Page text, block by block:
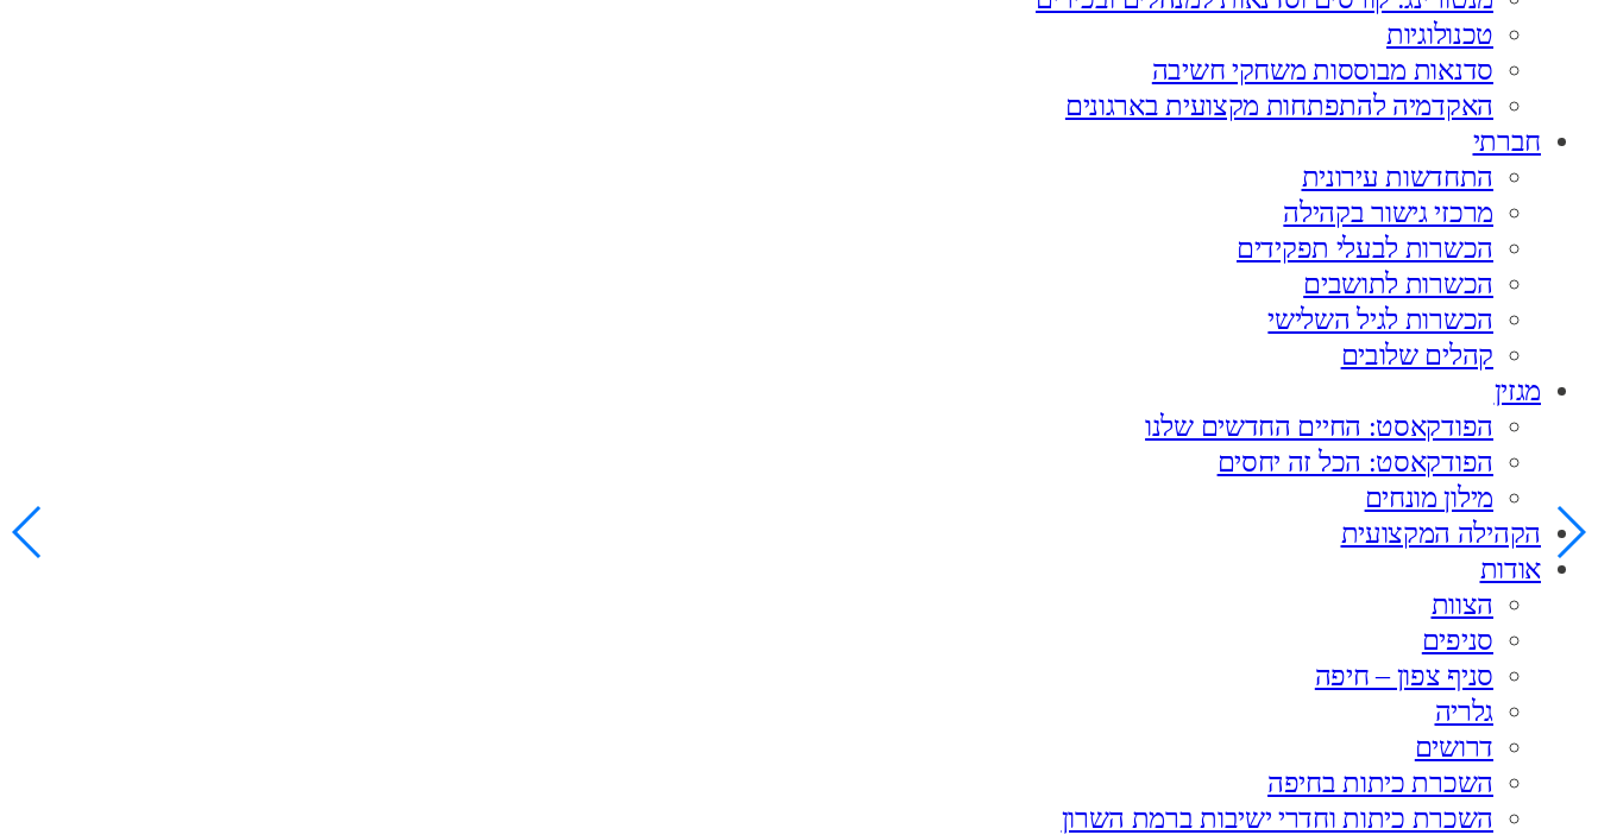
טכנולוגיות
סדנאות מבוססות משחקי חשיבה
האקדמיה להתפתחות מקצועית בארגונים
חברתי
התחדשות עירונית
מרכזי גישור בקהילה
הכשרות לבעלי תפקידים
הכשרות לתושבים
הכשרות לגיל השלישי
קהלים שלובים
מגזין
הפודקאסט: החיים החדשים שלנו
הפודקאסט: הכל זה יחסים
מילון מונחים
הקהילה המקצועית
אודות
הצוות
סניפים
סניף צפון – חיפה
גלריה
דרושים
השכרת כיתות בחיפה
השכרת כיתות וחדרי ישיבות ברמת השרון